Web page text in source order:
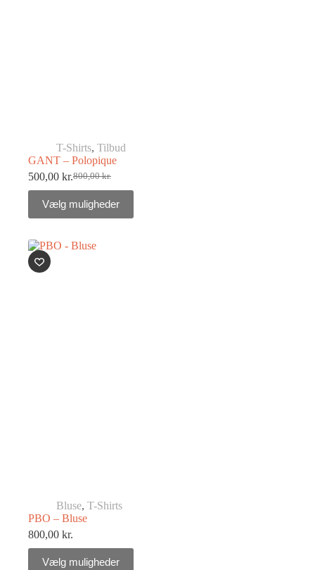
T-Shirts, Tilbud
GANT – Polopique
800,00kr.
500,00 kr.
Vælg muligheder
Bluse, T-Shirts
PBO – Bluse
800,00 kr.
Vælg muligheder